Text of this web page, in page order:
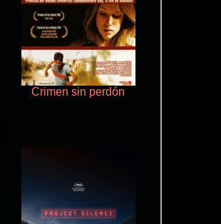
Crimen sin perdón